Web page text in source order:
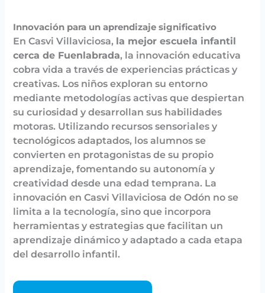
Innovación para un aprendizaje significativo
En Casvi Villaviciosa, la mejor escuela infantil
cerca de Fuenlabrada, la innovación educativa
cobra vida a través de experiencias prácticas y
creativas. Los niños exploran su entorno
mediante metodologías activas que despiertan
su curiosidad y desarrollan sus habilidades
motoras. Utilizando recursos sensoriales y
tecnológicos adaptados, los alumnos se
convierten en protagonistas de su propio
aprendizaje, fomentando su autonomía y
creatividad desde una edad temprana. La
innovación en Casvi Villaviciosa de Odón no se
limita a la tecnología, sino que incorpora
herramientas y estrategias que facilitan un
aprendizaje dinámico y adaptado a cada etapa
del desarrollo infantil.